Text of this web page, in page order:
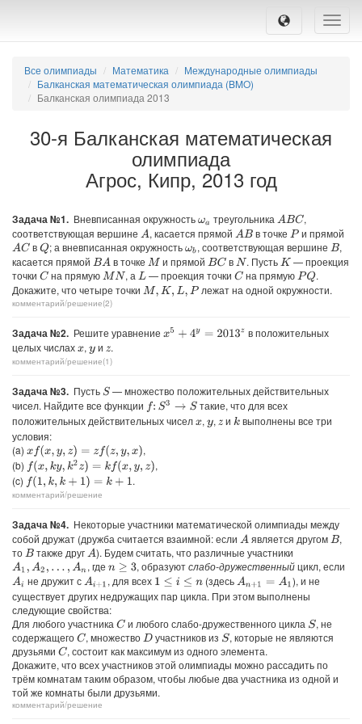
Toggle
Все олимпиады Математика
Международные олимпиады
Балканская математическая олимпиада (BMO)
Балканская олимпиада 2013
30-я Балканская математическая
олимпиада
Агрос, Кипр, 2013 год
Задача №1. Вневписанная окружностьωa треугольника ABC ,
соответствующая вершине A , касается прямой AB в точке Pи прямой
AC вQ; а вневписанная окружностьωb, соответствующая вершине B,
касается прямой BA в точке M и прямой BC вN . ПустьK — проекция
точки C на прямуюMN , а L — проекция точкиC на прямую PQ .
Докажите, что четыре точки M,K,L,P лежат на одной окружности.
комментарий/решение(2)
Задача №2. Решите уравнение x5 +4y =2013z
в положительных
целых числахx,yи z.
комментарий/решение(1)
Задача №3. ПустьS — множество положительных действительных
чисел. Найдите все функции :S 3→ S
такие, что для всех
положительных действительных чиселx,y, zи k выполнены все три
условия:
(a) xf(x,y,z)= zf(z ,y,x )
,
(b) (x,ky,k2z)=kf(x ,y,z )
,
(c) f(1,k, k+ 1) =k +1 .
комментарий/решение
Задача №4. Некоторые участники математической олимпиады между
собой дружат (дружба считается взаимной: если A является другомB ,
тоB также другA). Будем считать, что различные участники
A1,A2,… , A n , где n≥ 3 , образуютслабо-дружественныйцикл, если
Ai не дружит сAi+1 , для всех 1 ≤i≤ n (здесьAn+1=A1
), и не
существует других недружащих пар цикла. При этом выполнены
следующие свойства:
Для любого участника C и любого слабо-дружественного цикла S, не
содержащегоC, множествоD участников из S, которые не являются
друзьями C, состоит как максимум из одного элемента.
Докажите, что всех участников этой олимпиады можно рассадить по
трём комнатам таким образом, чтобы любые два участника из одной и
той же комнаты были друзьями.
комментарий/решение